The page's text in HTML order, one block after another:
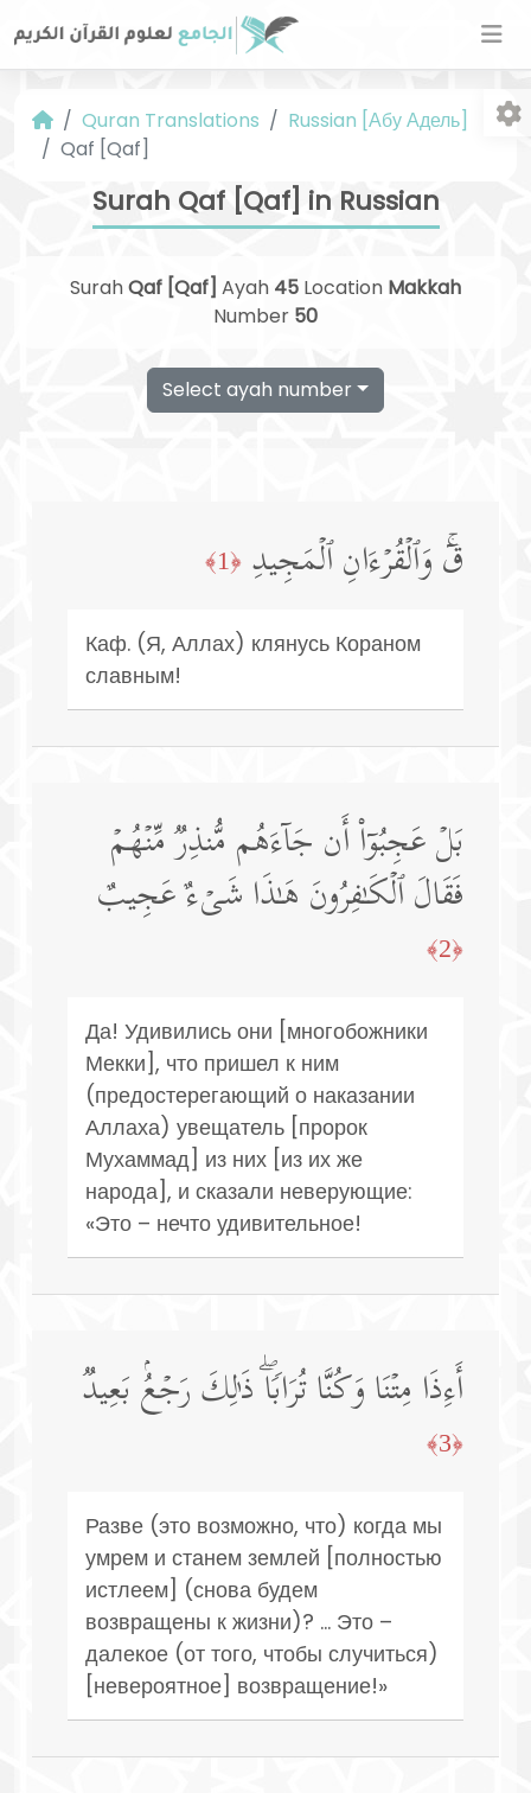
Quran Translations
Russian [Абу Адель]
Qaf [Qaf]
Surah Qaf [Qaf] in Russian
SurahQaf [Qaf] Ayah 45 Location Makkah
Number 50
Select ayah number
قۤۚ وَٱلۡقُرۡءَانِ ٱلۡمَجِیدِ ﴿1﴾
Каф. (Я, Аллах) клянусь Кораном
славным!
بَلۡ عَجِبُوۤا۟ أَن جَاۤءَهُم مُّنذِرࣱ مِّنۡهُمۡ
فَقَالَ ٱلۡكَـٰفِرُونَ هَـٰذَا شَیۡءٌ عَجِیبٌ
﴿2﴾
Да! Удивились они [многобожники
Мекки], что пришел к ним
(предостерегающий о наказании
Аллаха) увещатель [пророк
Мухаммад] из них [из их же
народа], и сказали неверующие:
«Это – нечто удивительное!
أَءِذَا مِتۡنَا وَكُنَّا تُرَابࣰاۖ ذَ ٰ⁠لِكَ رَجۡعُۢ بَعِیدࣱ
﴿3﴾
Разве (это возможно, что) когда мы
умрем и станем землей [полностью
истлеем] (снова будем
возвращены к жизни)? ... Это –
далекое (от того, чтобы случиться)
[невероятное] возвращение!»